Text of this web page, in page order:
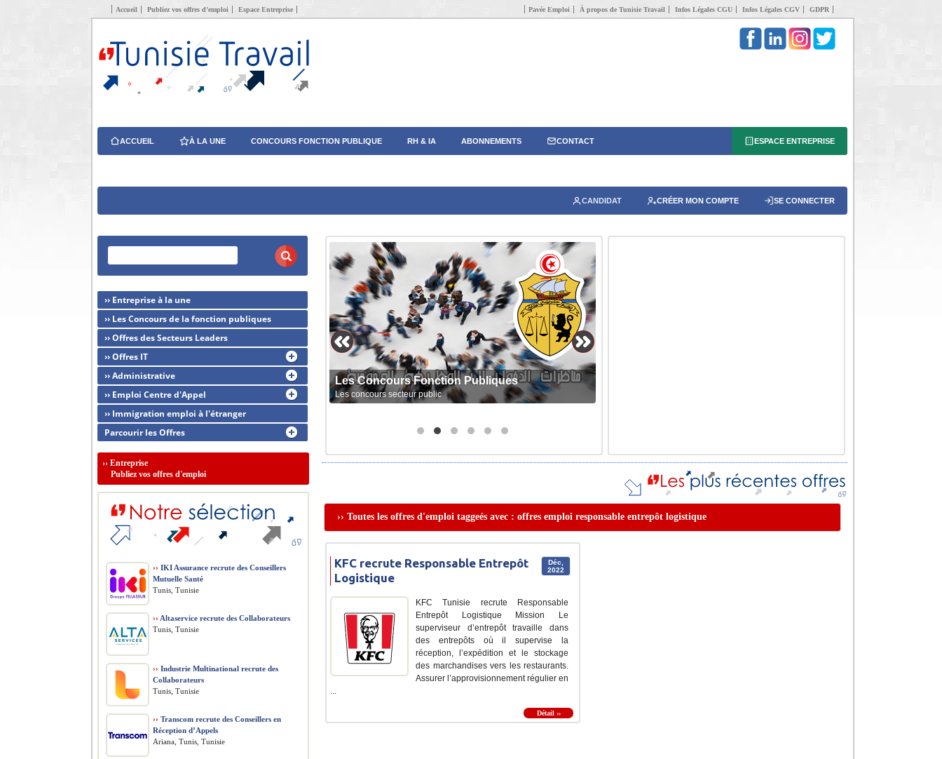
Accueil Publiez vos offres d’emploi Espace Entreprise Pavée Emploi À propos de Tunisie Travail Infos Légales CGU Infos Légales CGV GDPR
ACCUEIL À LA UNE CONCOURS FONCTION PUBLIQUE RH & IA ABONNEMENTS CONTACT ESPACE ENTREPRISE
CANDIDAT CRÉER MON COMPTE SE CONNECTER
Les Concours Fonction Publiques
Les concours secteur public
›› Toutes les offres d'emploi taggeés avec : offres emploi responsable entrepôt logistique
Déc,
2022
KFC recrute Responsable Entrepôt
Logistique
KFC Tunisie recrute Responsable
Entrepôt Logistique Mission Le
superviseur d’entrepôt travaille dans
des entrepôts où il supervise la
réception, l’expédition et le stockage
des marchandises vers les restaurants.
Assurer l’approvisionnement régulier en
...
Détail ››
›› Entreprise à la une
›› Les Concours de la fonction publiques
›› Offres des Secteurs Leaders
›› Offres IT
›› Administrative
›› Emploi Centre d'Appel
›› Immigration emploi à l'étranger
Parcourir les Offres
›› Entreprise
Publiez vos offres d'emploi
›› IKI Assurance recrute des Conseillers
Mutuelle Santé
Tunis, Tunisie
›› Altaservice recrute des Collaborateurs
Tunis, Tunisie
›› Industrie Multinational recrute des
Collaborateurs
Tunis, Tunisie
›› Transcom recrute des Conseillers en
Réception d’Appels
Ariana, Tunis, Tunisie